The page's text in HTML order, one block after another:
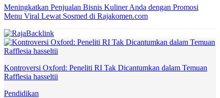
Meningkatkan Penjualan Bisnis Kuliner Anda dengan Promosi
Menu Viral Lewat Sosmed di Rajakomen.com
Kontroversi Oxford: Peneliti RI Tak Dicantumkan dalam Temuan
Rafflesia hasseltii
Pendidikan